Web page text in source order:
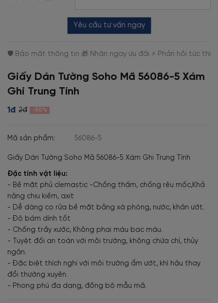
Yêu cầu tư vấn ngay
Giấy Dán Tường Soho Mã 56086-5 Xám
Ghi Trung Tính
1đ 2đ -50%
Mã sản phẩm: 56086-5
Giấy Dán Tường Soho Mã 56086-5 Xám Ghi Trung Tính
Đặc tính vật liệu:
- Bề mặt phủ clemastic -Chống thấm, chống rêu mốc,Khả
năng chịu kiềm, axit
- Dễ dàng cọ rửa bề mặt bằng xà phòng, nước, khăn ướt.
- Độ bám dính tốt
- Chống trầy xước, Không phai màu bạc màu.
- Tuyệt đối an toàn với môi trường, không chứa chì, thủy
ngân.
- Đặc biệt thích nghi với môi trường ẩm ướt, khí hậu thay
đổi thường xuyên.
- Phong phú đa dạng, đồng bộ mẫu mã.